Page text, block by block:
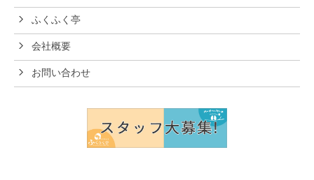
ふくふく亭
会社概要
お問い合わせ